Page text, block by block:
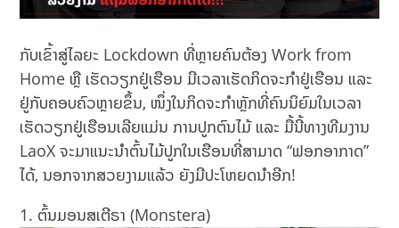
ກັບເຂົ້າສູ່ໄລຍະ Lockdown ທີ່ຫຼາຍຄົນຕ້ອງ Work from
Home ຫຼື ເຮັດວຽກຢູ່ເຮືອນ ມີເວລາເຮັດກິດຈະກຳຢູ່ເຮືອນ ແລະ
ຢູ່ກັບຄອບຄົວຫຼາຍຂຶ້ນ, ໜຶ່ງໃນກິດຈະກຳຫຼັກທີ່ຄົນນິຍົມໃນເວລາ
ເຮັດວຽກຢູ່ເຮືອນເລີຍແມ່ນ ການປູກຕົນໄມ້ ແລະ ມື້ນີ້ທາງທີມງານ
LaoX ຈະມາແນະນຳຕົ້ນໄມ້ປູກໃນເຮືອນທີ່ສາມາດ “ຟອກອາກາດ”
ໄດ້, ນອກຈາກສວຍງາມແລ້ວ ຍັງມີປະໂຫຍດນຳອີກ!
ຕົ້ນມອນສເຕີຣາ (Monstera)